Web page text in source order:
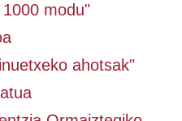
modu"
ahotsak"